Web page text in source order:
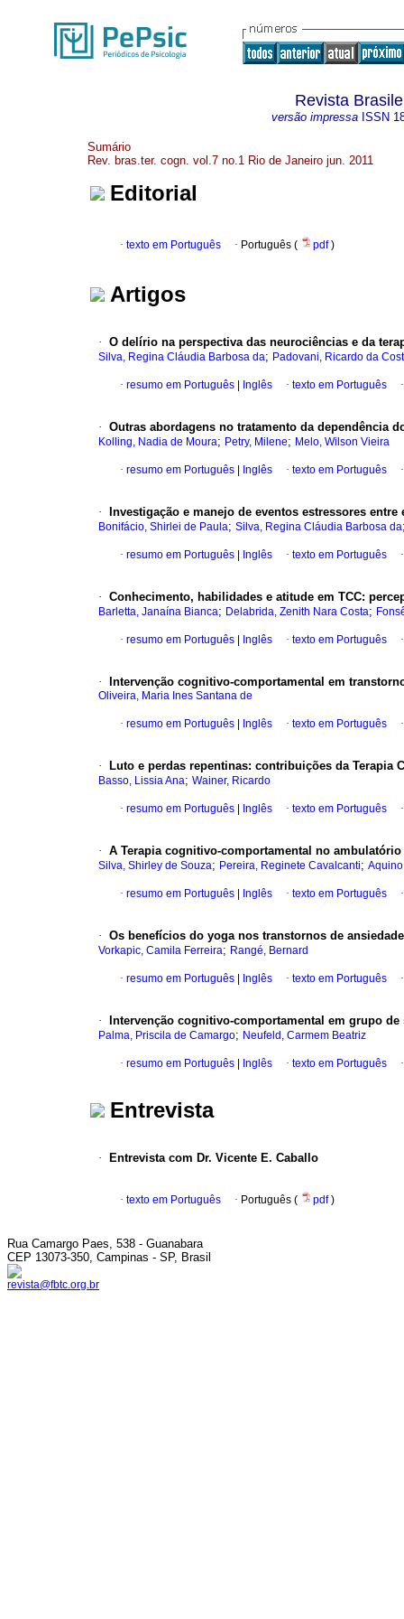
Revista
versão impressa ISSN
Sumário
Rev. bras.ter. cogn. vol.7 no.1 Rio de Janeiro jun. 2011
Editorial
· texto em Português · Português ( pdf)
Artigos
· O delírio na perspectiva das neurociências e da
Silva, Regina Cláudia Barbosa da; Padovani, Ricardo da
· resumo em Português Inglês · texto em Português
· Outras abordagens no tratamento da dependência
Kolling, Nadia de Moura; Petry, Milene; Melo, Wilson Vieira
· resumo em Português Inglês · texto em Português
· Investigação e manejo de eventos estressores
Bonifácio, Shirlei de Paula; Silva, Regina Cláudia Barbosa da
· resumo em Português Inglês · texto em Português
· Conhecimento, habilidades e atitude em TCC:
Barletta, Janaína Bianca; Delabrida, Zenith Nara Costa;
· resumo em Português Inglês · texto em Português
· Intervenção cognitivo-comportamental em
Oliveira, Maria Ines Santana de
· resumo em Português Inglês · texto em Português
· Luto e perdas repentinas: contribuições da Terapia
Basso, Lissia Ana; Wainer, Ricardo
· resumo em Português Inglês · texto em Português
· A Terapia cognitivo-comportamental no
Silva, Shirley de Souza; Pereira, Reginete Cavalcanti;
· resumo em Português Inglês · texto em Português
· Os benefícios do yoga nos transtornos de ansiedade
Vorkapic, Camila Ferreira; Rangé, Bernard
· resumo em Português Inglês · texto em Português
· Intervenção cognitivo-comportamental em grupo
Palma, Priscila de Camargo; Neufeld, Carmem Beatriz
· resumo em Português Inglês · texto em Português
Entrevista
· Entrevista com Dr. Vicente E. Caballo
· texto em Português · Português ( pdf)
Rua Camargo Paes, 538 - Guanabara
CEP 13073-350, Campinas - SP, Brasil
revista@fbtc.org.br